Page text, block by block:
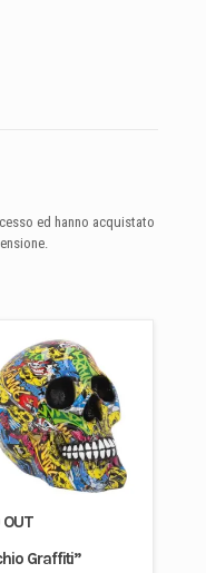
ed hanno acquistato
OUT
Graffiti”